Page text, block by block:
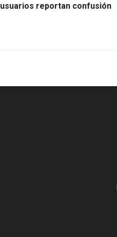
usuarios reportan confusión